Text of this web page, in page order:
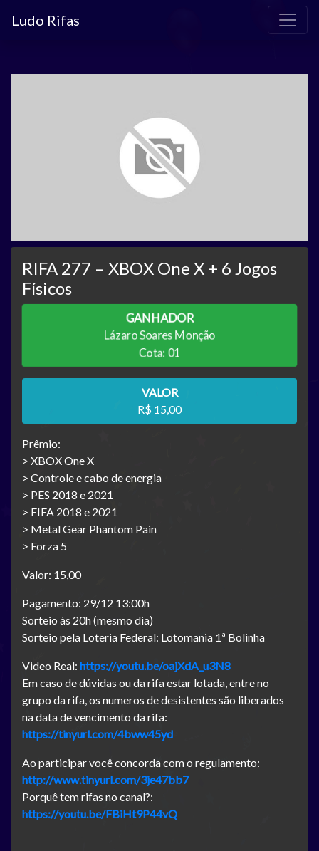
Ludo Rifas
RIFA 277 – XBOX One X + 6 Jogos
Físicos
GANHADOR
Lázaro Soares Monção
Cota: 01
VALOR
R$ 15,00
Prêmio:
> XBOX One X
> Controle e cabo de energia
> PES 2018 e 2021
> FIFA 2018 e 2021
> Metal Gear Phantom Pain
> Forza 5
Valor: 15,00
Pagamento: 29/12 13:00h
Sorteio às 20h (mesmo dia)
Sorteio pela Loteria Federal: Lotomania 1ª Bolinha
Video Real: https://youtu.be/oajXdA_u3N8
Em caso de dúvidas ou da rifa estar lotada, entre no
grupo da rifa, os numeros de desistentes são liberados
na data de vencimento da rifa:
https://tinyurl.com/4bww45yd
Ao participar você concorda com o regulamento:
http://www.tinyurl.com/3je47bb7
Porquê tem rifas no canal?:
https://youtu.be/FBiHt9P44vQ